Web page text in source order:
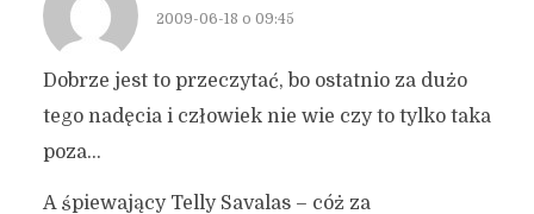
2009-06-18 o 09:45
Dobrze jest to przeczytać, bo ostatnio za dużo
tego nadęcia i człowiek nie wie czy to tylko taka
poza…
A śpiewający Telly Savalas – cóż za